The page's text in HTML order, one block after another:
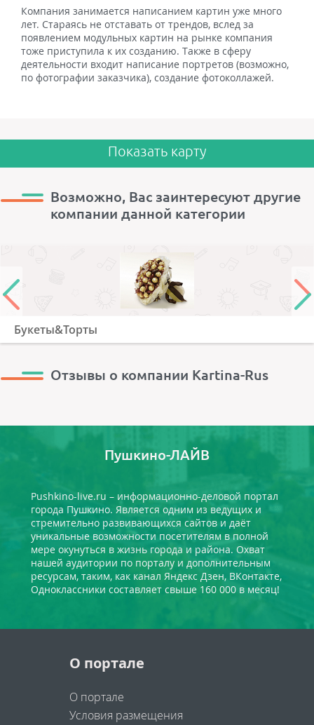
Компания занимается написанием картин уже много
лет. Стараясь не отставать от трендов, вслед за
появлением модульных картин на рынке компания
тоже приступила к их созданию. Также в сферу
деятельности входит написание портретов (возможно,
по фотографии заказчика), создание фотоколлажей.
Показать карту
Возможно, Вас заинтересуют другие
компании данной категории
Букеты&Торты
Отзывы о компании Kartina-Rus
Пушкино-ЛАЙВ
Pushkino-live.ru – информационно-деловой портал
города Пушкино. Является одним из ведущих и
стремительно развивающихся сайтов и даёт
уникальные возможности посетителям в полной
мере окунуться в жизнь города и района. Охват
нашей аудитории по порталу и дополнительным
ресурсам, таким, как канал Яндекс Дзен, ВКонтакте,
Одноклассники составляет свыше 160 000 в месяц!
О портале
О портале
Условия размещения